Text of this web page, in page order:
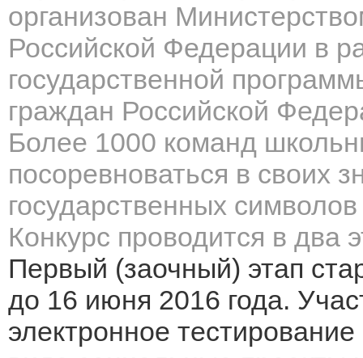
организован
Российской Федерации в
государственной
граждан Российской
Более 1000 команд
посоревноваться в своих
государственных
Конкурс проводится в два
Первый (заочный) этап
до 16 июня 2016 года.
электронное